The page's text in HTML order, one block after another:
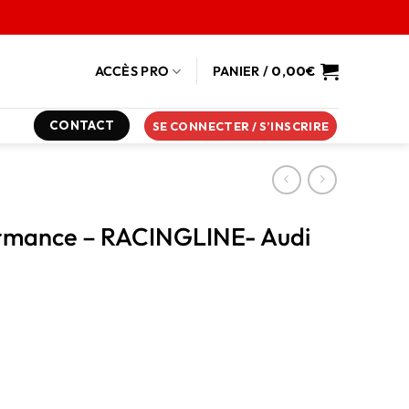
ACCÈS PRO PANIER / 0,00€
CONTACT SE CONNECTER / S’INSCRIRE
– RACINGLINE- Audi